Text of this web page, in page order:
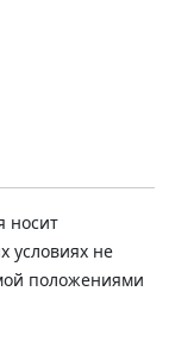
носит
условиях не
положениями